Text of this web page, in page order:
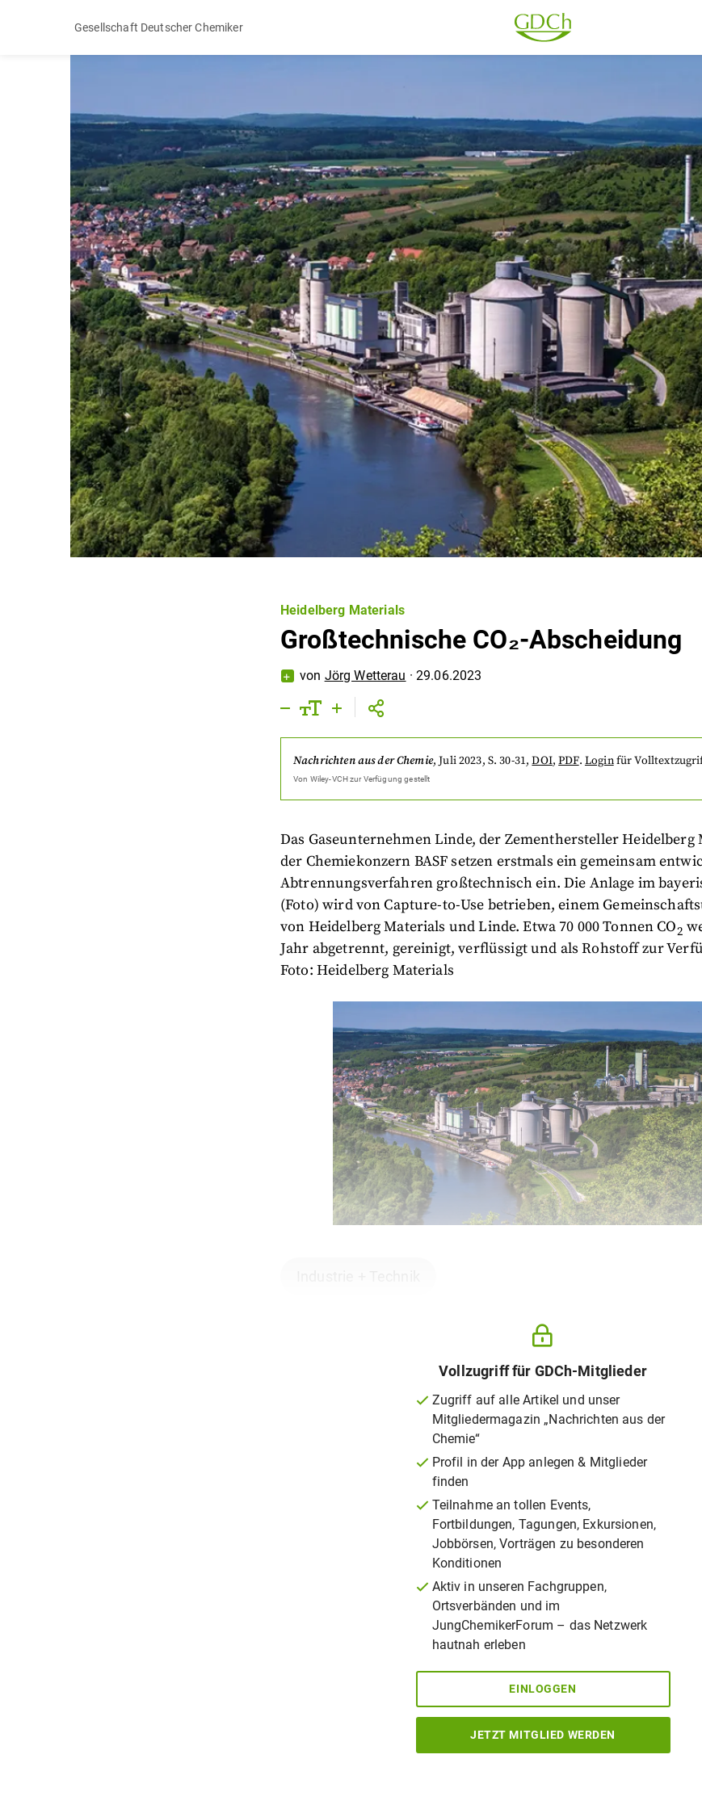
Gesellschaft Deutscher Chemiker
Heidelberg Materials
Großtechnische CO₂-Abscheidung
von Jörg Wetterau ·29.06.2023
Nachrichten aus der Chemie,Juli 2023, S. 30-31,DOI,PDF. Loginfür
Von Wiley-VCHzur Verfügung gestellt
Das Gaseunternehmen Linde, der Zementhersteller Heidelberg
der Chemiekonzern BASF setzen erstmals ein gemeinsam
Abtrennungsverfahren großtechnisch ein. Die Anlage im
(Foto) wird von Capture-to-Use betrieben, einem
von Heidelberg Materials und Linde. Etwa 70 000 Tonnen CO2
Jahr abgetrennt, gereinigt, verflüssigt und als Rohstoff zur
Foto: Heidelberg Materials
Vollzugriff für GDCh-Mitglieder
Zugriff auf alle Artikel und unser
Mitgliedermagazin „Nachrichten aus der
Chemie“
Profil in der App anlegen & Mitglieder
finden
Teilnahme an tollen Events,
Fortbildungen, Tagungen, Exkursionen,
Jobbörsen, Vorträgen zu besonderen
Konditionen
Aktiv in unseren Fachgruppen,
Ortsverbänden und im
JungChemikerForum – das Netzwerk
hautnah erleben
EINLOGGEN
JETZT MITGLIED WERDEN